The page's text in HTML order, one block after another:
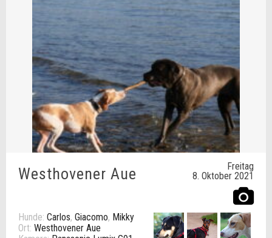
Freitag
8. Oktober 2021
Westhovener Aue
Hunde: Carlos, Giacomo, Mikky
Ort: Westhovener Aue